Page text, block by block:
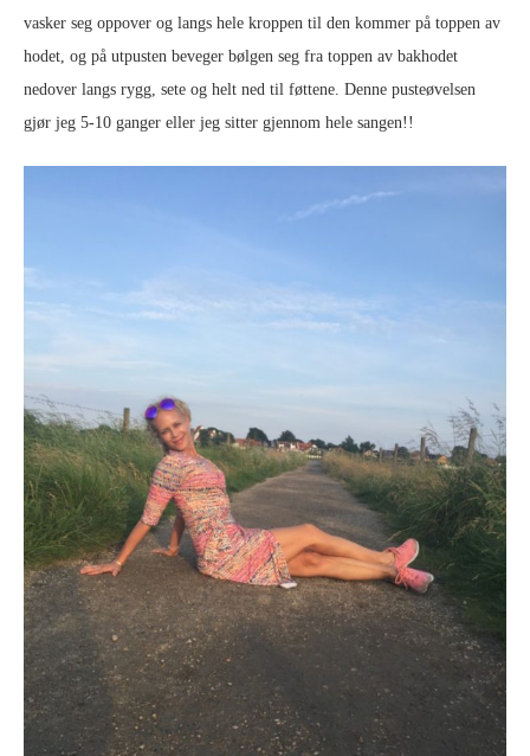
vasker seg oppover og langs hele kroppen til den kommer på toppen av
hodet, og på utpusten beveger bølgen seg fra toppen av bakhodet
nedover langs rygg, sete og helt ned til føttene. Denne pusteøvelsen
gjør jeg 5-10 ganger eller jeg sitter gjennom hele sangen!!